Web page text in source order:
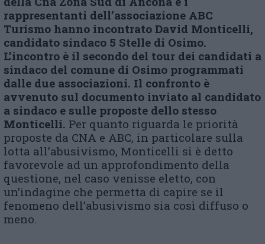
rappresentanti dell’associazione ABC
Turismo hanno incontrato David Monticelli,
candidato sindaco 5 Stelle di Osimo.
L’incontro è il secondo del tour dei candidati a
sindaco del comune di Osimo programmati
dalle due associazioni. Il confronto è
avvenuto sul documento inviato al candidato
a sindaco e sulle proposte dello stesso
Monticelli. Per quanto riguarda le priorità
proposte da CNA e ABC, in particolare sulla
lotta all’abusivismo, Monticelli si è detto
favorevole ad un approfondimento della
questione, nel caso venisse eletto, con
un’indagine che permetta di capire se il
fenomeno dell’abusivismo sia così diffuso o
meno.